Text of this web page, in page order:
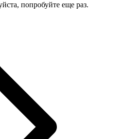
попробуйте еще раз.